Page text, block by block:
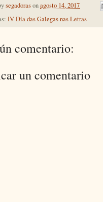
segadorasonagosto 14, 2017
IV Día das Galegas nas Letras
comentario:
un comentario